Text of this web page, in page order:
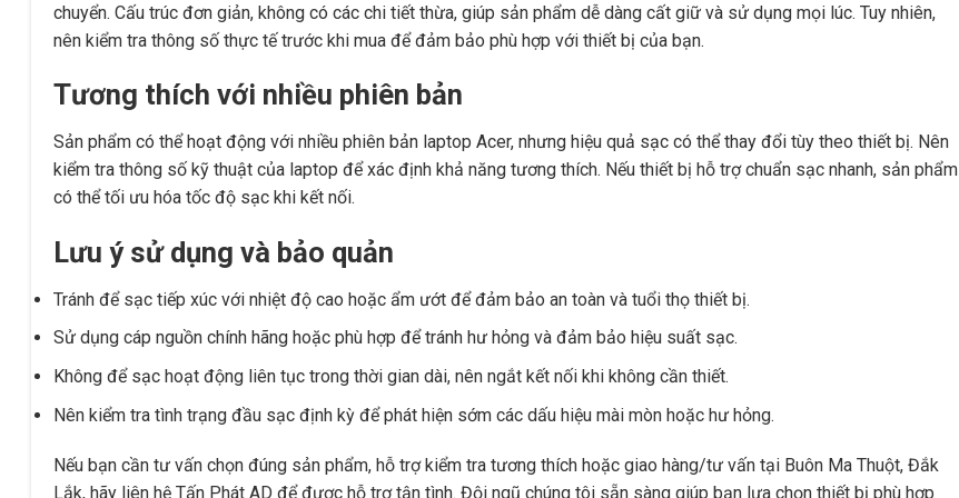
chuyển. Cấu trúc đơn giản, không có các chi tiết thừa, giúp sản phẩm dễ dàng cất giữ và sử dụng mọi lúc. Tuy nhiên,
nên kiểm tra thông số thực tế trước khi mua để đảm bảo phù hợp với thiết bị của bạn.
Tương thích với nhiều phiên bản
Sản phẩm có thể hoạt động với nhiều phiên bản laptop Acer, nhưng hiệu quả sạc có thể thay đổi tùy theo thiết bị. Nên
kiểm tra thông số kỹ thuật của laptop để xác định khả năng tương thích. Nếu thiết bị hỗ trợ chuẩn sạc nhanh, sản phẩm
có thể tối ưu hóa tốc độ sạc khi kết nối.
Lưu ý sử dụng và bảo quản
Tránh để sạc tiếp xúc với nhiệt độ cao hoặc ẩm ướt để đảm bảo an toàn và tuổi thọ thiết bị.
Sử dụng cáp nguồn chính hãng hoặc phù hợp để tránh hư hỏng và đảm bảo hiệu suất sạc.
Không để sạc hoạt động liên tục trong thời gian dài, nên ngắt kết nối khi không cần thiết.
Nên kiểm tra tình trạng đầu sạc định kỳ để phát hiện sớm các dấu hiệu mài mòn hoặc hư hỏng.
Nếu bạn cần tư vấn chọn đúng sản phẩm, hỗ trợ kiểm tra tương thích hoặc giao hàng/tư vấn tại Buôn Ma Thuột, Đắk
Lắk, hãy liên hệ Tấn Phát AD để được hỗ trợ tận tình. Đội ngũ chúng tôi sẵn sàng giúp bạn lựa chọn thiết bị phù hợp